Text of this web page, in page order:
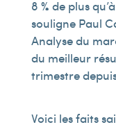
8 % de plus
souligne Paul
Analyse du
du meilleur
trimestre
Voici les faits